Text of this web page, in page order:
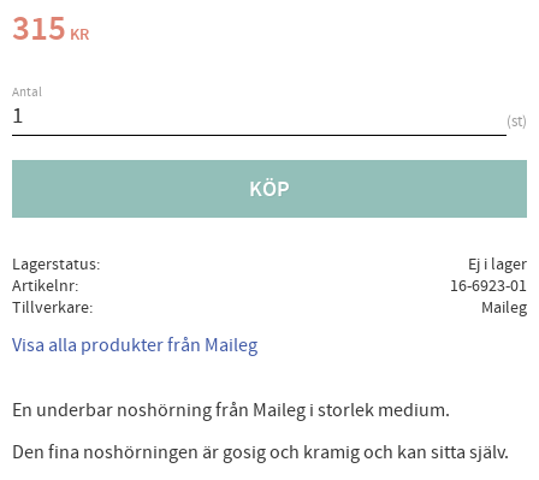
315 KR
Antal
st
KÖP
Lagerstatus
Ej i lager
Artikelnr
16-6923-01
Tillverkare
Maileg
Visa alla produkter från Maileg
En underbar noshörning från Maileg i storlek medium.
Den fina noshörningen är gosig och kramig och kan sitta själv.